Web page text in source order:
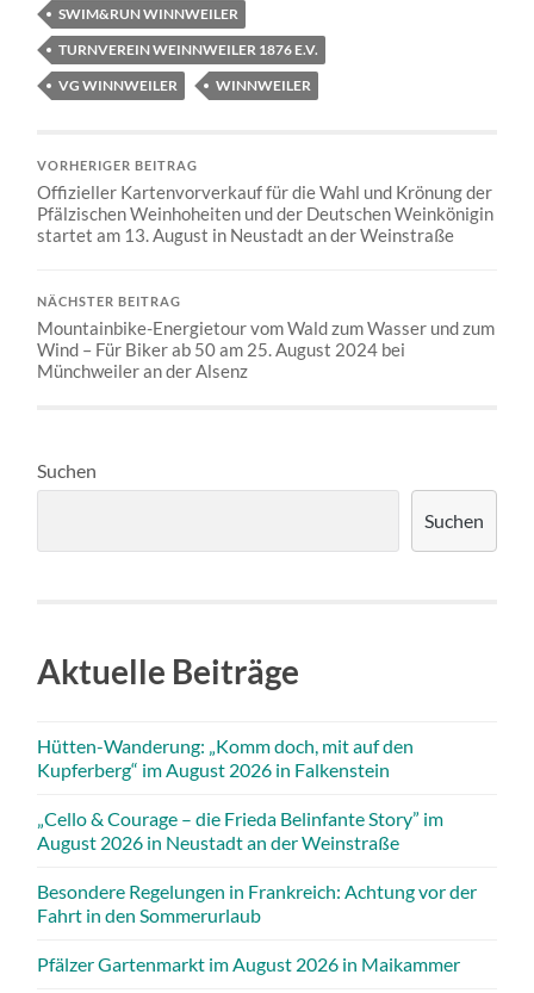
SWIM&RUN WINNWEILER
TURNVEREIN WEINNWEILER 1876 E.V.
VG WINNWEILER
WINNWEILER
VORHERIGER BEITRAG
Offizieller Kartenvorverkauf für die Wahl und Krönung der
Pfälzischen Weinhoheiten und der Deutschen Weinkönigin
startet am 13. August in Neustadt an der Weinstraße
NÄCHSTER BEITRAG
Mountainbike-Energietour vom Wald zum Wasser und zum
Wind – Für Biker ab 50 am 25. August 2024 bei
Münchweiler an der Alsenz
Suchen
Suchen
Aktuelle Beiträge
Hütten-Wanderung: „Komm doch, mit auf den
Kupferberg“ im August 2026 in Falkenstein
„Cello & Courage – die Frieda Belinfante Story” im
August 2026 in Neustadt an der Weinstraße
Besondere Regelungen in Frankreich: Achtung vor der
Fahrt in den Sommerurlaub
Pfälzer Gartenmarkt im August 2026 in Maikammer